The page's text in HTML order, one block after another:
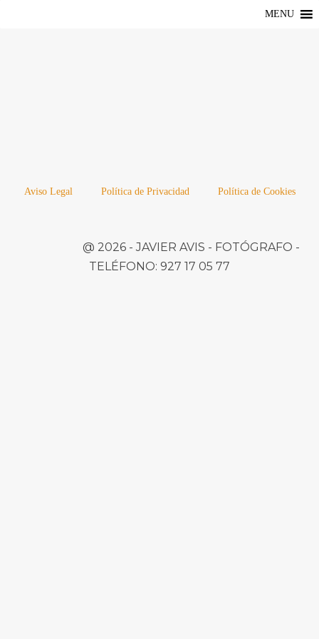
MENU
Aviso Legal Política de Privacidad Política de Cookies
@ 2026 -JAVIER AVIS - FOTÓGRAFO -
TELÉFONO: 927 17 05 77